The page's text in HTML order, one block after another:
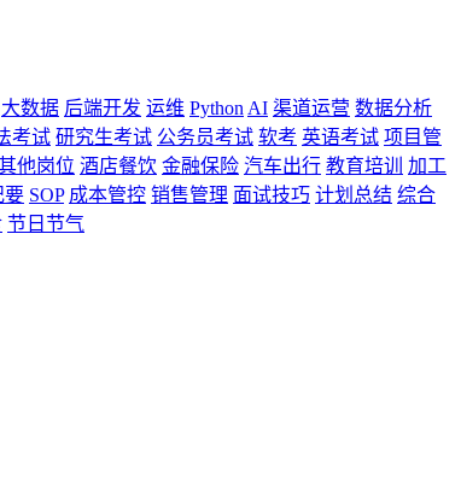
大数据 后端开发 运维 Python AI 渠道运营 数据分析
考试 研究生考试 公务员考试 软考 英语考试 项目管
他岗位 酒店餐饮 金融保险 汽车出行 教育培训
加工
要 SOP 成本管控 销售管理 面试技巧 计划总结 综合
节日节气